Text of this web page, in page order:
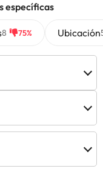
específicas
8 75% Ubicación